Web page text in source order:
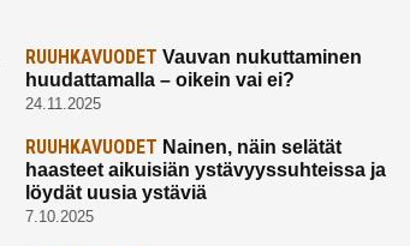
RUUHKAVUODET Vauvan nukuttaminen
huudattamalla – oikein vai ei?
24.11.2025
RUUHKAVUODET Nainen, näin selätät
haasteet aikuisiän ystävyyssuhteissa ja
löydät uusia ystäviä
7.10.2025